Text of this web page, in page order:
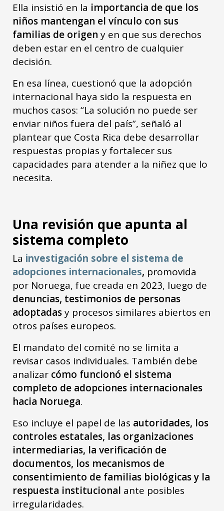
Ella insistió en la importancia de que los
niños mantengan el vínculo con sus
familias de origen y en que sus derechos
deben estar en el centro de cualquier
decisión.
En esa línea, cuestionó que la adopción
internacional haya sido la respuesta en
muchos casos: “La solución no puede ser
enviar niños fuera del país”, señaló al
plantear que Costa Rica debe desarrollar
respuestas propias y fortalecer sus
capacidades para atender a la niñez que lo
necesita.
Una revisión que apunta al
sistema completo
La investigación sobre el sistema de
adopciones internacionales, promovida
por Noruega, fue creada en 2023, luego de
denuncias, testimonios de personas
adoptadasy procesos similares abiertos en
otros países europeos.
El mandato del comité no se limita a
revisar casos individuales. También debe
analizar cómo funcionó el sistema
completo de adopciones internacionales
hacia Noruega.
Eso incluye el papel de las autoridades, los
controles estatales, las organizaciones
intermediarias, la verificación de
documentos, los mecanismos de
consentimiento de familias biológicas y la
respuesta institucional ante posibles
irregularidades.